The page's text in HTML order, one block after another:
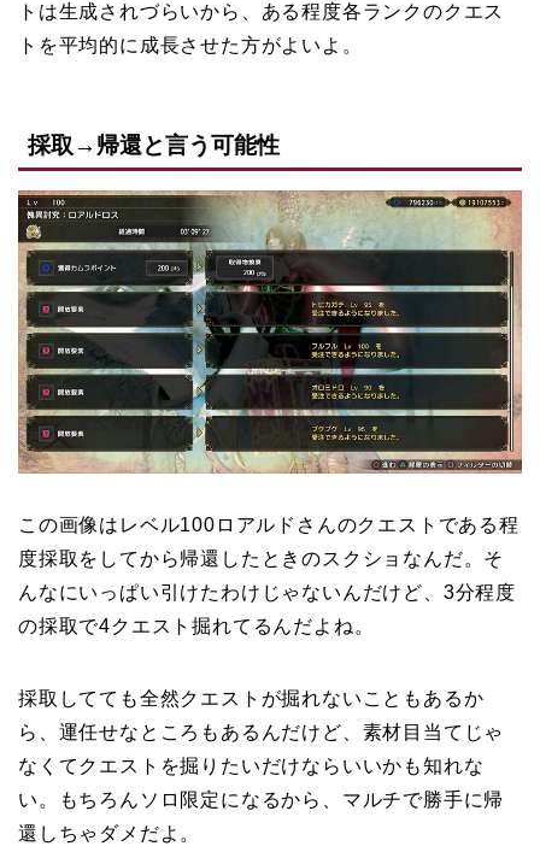
トは生成されづらいから、ある程度各ランクのクエス
トを平均的に成長させた方がよいよ。
採取→帰還と言う可能性
この画像はレベル100ロアルドさんのクエストである程
度採取をしてから帰還したときのスクショなんだ。そ
んなにいっぱい引けたわけじゃないんだけど、3分程度
の採取で4クエスト掘れてるんだよね。
採取してても全然クエストが掘れないこともあるか
ら、運任せなところもあるんだけど、素材目当てじゃ
なくてクエストを掘りたいだけならいいかも知れな
い。もちろんソロ限定になるから、マルチで勝手に帰
還しちゃダメだよ。